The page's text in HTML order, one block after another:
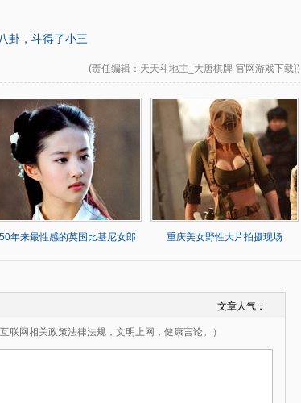
卦，斗得了小三
(责任编辑 ：天天斗地主_大唐棋牌-官网游戏下载})
50年来最性感的英国比基尼女郎 重庆美女野性大片拍摄现场
文章人气：
联网相关政策法律法规，文明上网，健康言论。）